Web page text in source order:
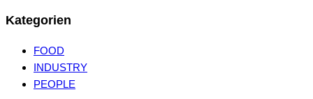
Kategorien
FOOD
INDUSTRY
PEOPLE